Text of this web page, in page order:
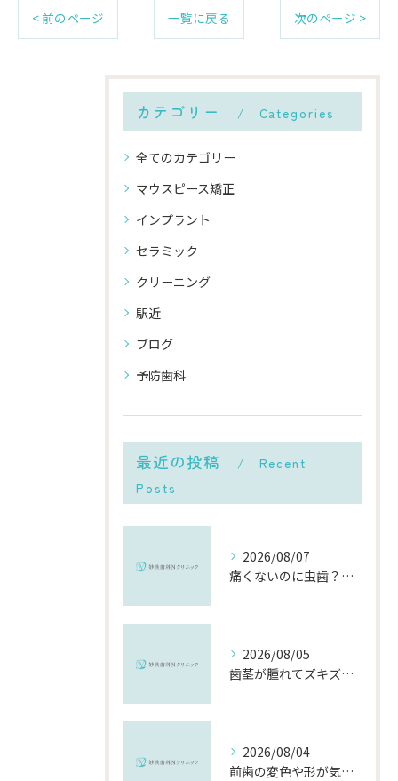
< 前のページ 一覧に戻る 次のページ >
カテゴリー Categories
全てのカテゴリー
マウスピース矯正
インプラント
セラミック
クリーニング
駅近
ブログ
予防歯科
最近の投稿
Recent
Posts
2026/08/07
痛くないのに虫歯？「痛みのない虫歯」が進行する理由と発見方法
2026/08/05
歯茎が腫れてズキズキ痛む時の応急処置と、早めに受診すべき理由
2026/08/04
前歯の変色や形が気になる…削らずにきれいに整える「ダイレクトボンディング」とは？